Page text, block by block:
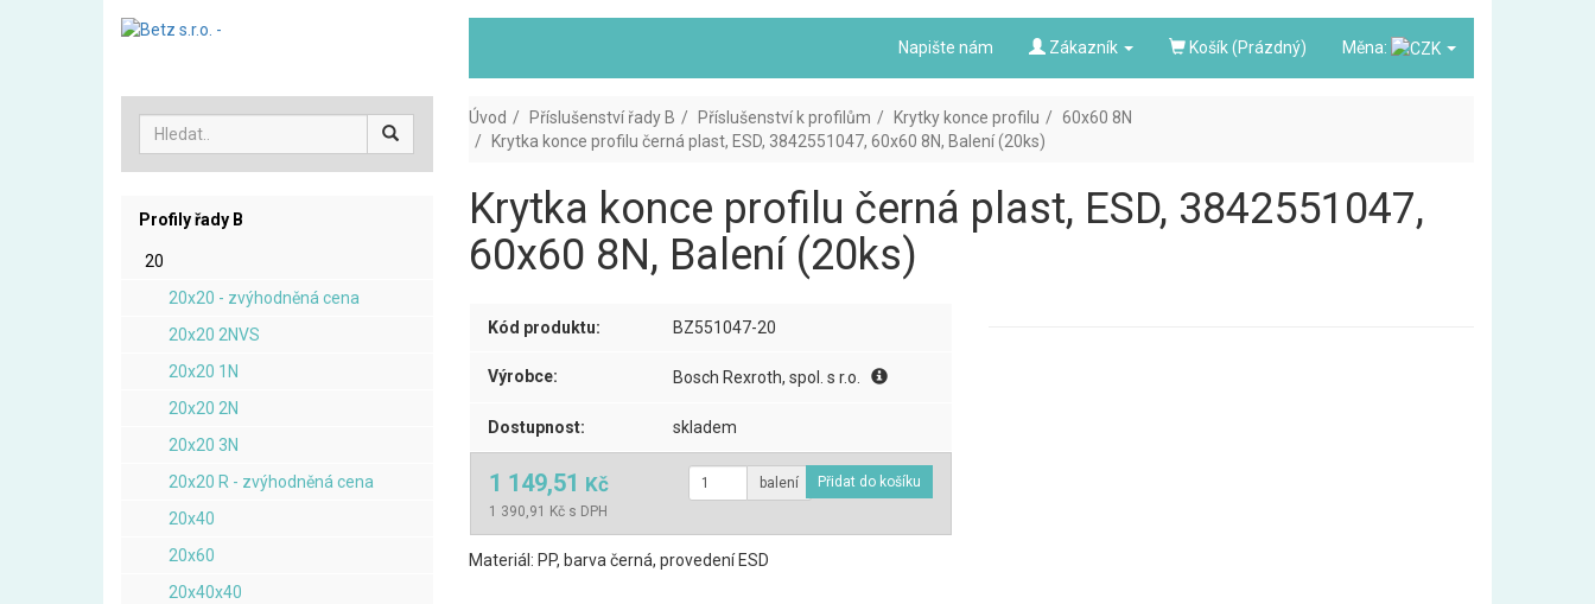
Napište nám Zákazník Košík (Prázdný) Měna:
Profily řady B
20
20x20 - zvýhodněná cena
20x20 2NVS
20x20 1N
20x20 2N
20x20 3N
20x20 R - zvýhodněná cena
20x40
20x60
20x40x40
Úvod Příslušenství řady B Příslušenství k profilům Krytky konce profilu
60x60 8N
Krytka konce profilu černá plast, ESD, 3842551047, 60x60 8N, Balení (20ks)
Krytka konce profilu černá plast, ESD, 3842551047,
60x60 8N, Balení (20ks)
Kód produktu: BZ551047-20
Výrobce: Bosch Rexroth, spol. s r.o.
Dostupnost: skladem
1 149,51 Kč
1 390,91 Kč s DPH
balení
Materiál: PP, barva černá, provedení ESD